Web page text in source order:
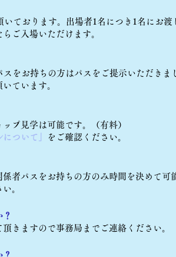
ております。出場者1名につき1名にお渡
ご入場いただけます。
をお持ちの方はパスをご提示いただきま
ています。
プ見学は可能です。（有料）
について をご確認ください。
者パスをお持ちの方のみ時間を決めて可
。
？
きますので事務局までご連絡ください。
？